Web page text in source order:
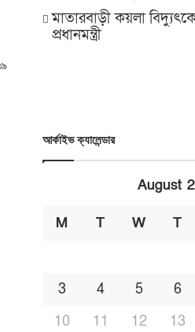
মাতারবাড়ী কয়লা
প্রধানমন্ত্রী
আর্কাইভ ক্যালেন্ডার
August
M T W T
3
4 5 6
10
11 12 13